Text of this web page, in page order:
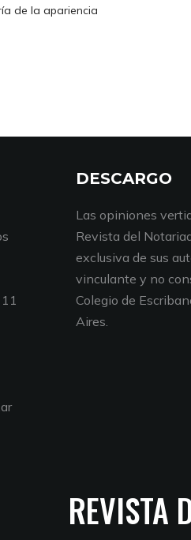
de la apariencia
DESCARGO
Las opiniones
Revista del
exclusiva de sus
vinculante y no
Colegio de
Aires.
REVISTA